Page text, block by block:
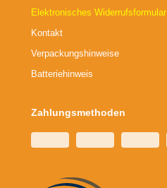
Elektronisches Widerrufsformular
Kontakt
Verpackungshinweise
Batteriehinweis
Zahlungsmethoden